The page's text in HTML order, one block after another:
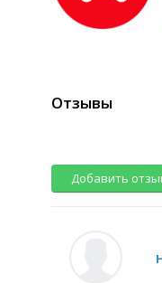
Отзывы
Добавить